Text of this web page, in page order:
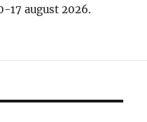
17 august 2026.